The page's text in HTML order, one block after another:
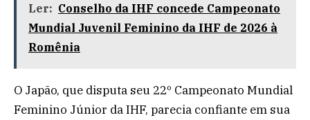
Ler: Conselho da IHF concede Campeonato
Mundial Juvenil Feminino da IHF de 2026 à
Romênia
O Japão, que disputa seu 22º Campeonato Mundial
Feminino Júnior da IHF, parecia confiante em sua